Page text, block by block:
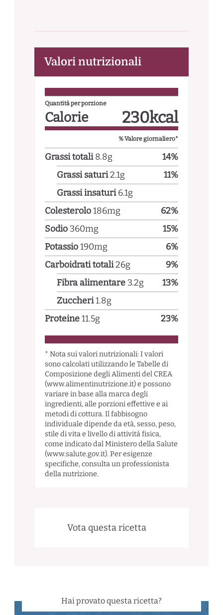
Valori nutrizionali
Quantità per porzione
Calorie 230kcal
% Valore giornaliero*
Grassi totali 8.8g 14%
Grassi saturi2.1g 11%
Grassi insaturi 6.1g
Colesterolo186mg 62%
Sodio 360mg 15%
Potassio190mg 6%
Carboidrati totali26g 9%
Fibra alimentare 3.2g 13%
Zuccheri1.8g
Proteine11.5g 23%
* Nota sui valori nutrizionali: I valori
sono calcolati utilizzando le Tabelle di
Composizione degli Alimenti del CREA
(www.alimentinutrizione.it) e possono
variare in base alla marca degli
ingredienti, alle porzioni effettive e ai
metodi di cottura. Il fabbisogno
individuale dipende da età, sesso, peso,
stile di vita e livello di attività fisica,
come indicato dal Ministero della Salute
(www.salute.gov.it). Per esigenze
specifiche, consulta un professionista
della nutrizione.
Vota questa ricetta
Hai provato questa ricetta?